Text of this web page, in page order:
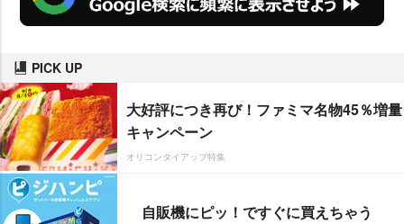
PICK UP
大好評につき再び！ファミマ名物45％増量
キャンペーン
オリコンタイアップ特集
自販機にピッ！ですぐに買えちゃう